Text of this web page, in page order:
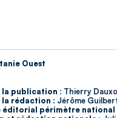
Ouest
publication : Thierry
rédaction : Jérôme
éditorial périmètre national